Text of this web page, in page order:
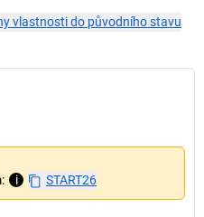
vlastnosti do původního stavu
i START26